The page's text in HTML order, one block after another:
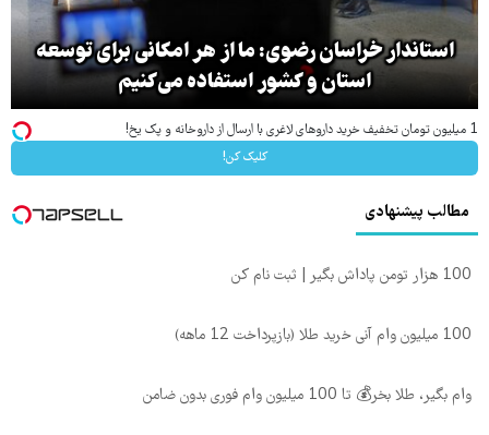
استاندار خراسان رضوی: ما از هر امکانی برای توسعه
استان و کشور استفاده می‌کنیم
1 میلیون تومان تخفیف خرید داروهای لاغری با ارسال از داروخانه و پک یخ!
کلیک کن!
مطالب پیشنهادی
100 هزار تومن پاداش بگیر | ثبت نام کن
100 میلیون وام آنی خرید طلا (بازپرداخت 12 ماهه)
وام بگیر، طلا بخر💰 تا 100 میلیون وام فوری بدون ضامن